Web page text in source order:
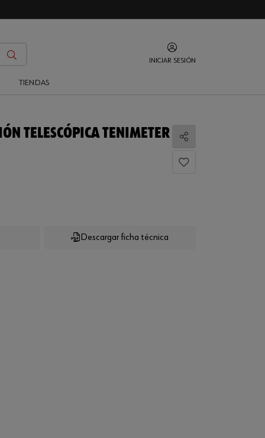
INICIAR SESIÓN
TIENDAS
TELESCÓPICA TENIMETER
Compartir
Descargar ficha técnica